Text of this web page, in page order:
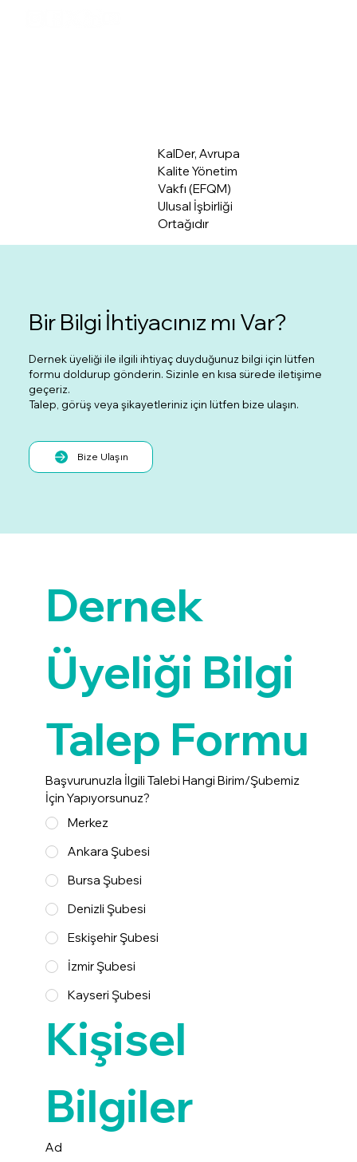
KalDer, Avrupa
Kalite Yönetim
Vakfı (EFQM)
Ulusal İşbirliği
Ortağıdır
Bir Bilgi İhtiyacınız mı Var?
Dernek üyeliği ile ilgili ihtiyaç duyduğunuz bilgi için lütfen
formu doldurup gönderin. Sizinle en kısa sürede iletişime
geçeriz.
Talep, görüş veya şikayetleriniz için lütfen bize ulaşın.
Bize Ulaşın
Dernek
Üyeliği Bilgi
Talep Formu
Başvurunuzla İlgili Talebi Hangi Birim/Şubemiz
İçin Yapıyorsunuz?
Merkez
Ankara Şubesi
Bursa Şubesi
Denizli Şubesi
Eskişehir Şubesi
İzmir Şubesi
Kayseri Şubesi
Kişisel
Bilgiler
Ad